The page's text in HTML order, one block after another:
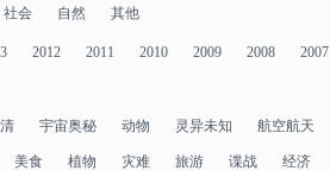
社会 自然 其他
2012 2011 2010 2009 2008 2007
宇宙奥秘 动物 灵异未知 航空航天
美食 植物 灾难 旅游 谍战 经济